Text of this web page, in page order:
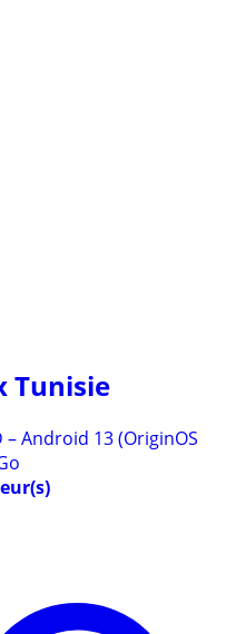
Tunisie
– Android 13 (OriginOS